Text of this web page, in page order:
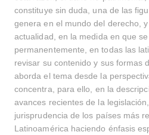
constituye sin duda, una de las
genera en el mundo del derecho,
actualidad, en la medida en que
permanentemente, en todas las
revisar su contenido y sus formas
aborda el tema desde la
concentra, para ello, en la
avances recientes de la
jurisprudencia de los países más
Latinoamérica haciendo énfasis